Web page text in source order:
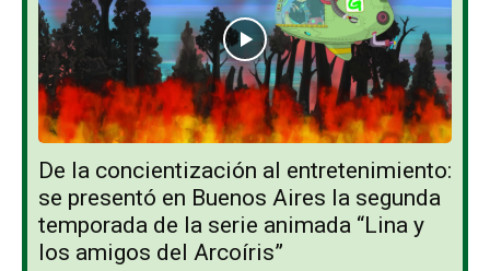
De la concientización al entretenimiento:
se presentó en Buenos Aires la segunda
temporada de la serie animada “Lina y
los amigos del Arcoíris”